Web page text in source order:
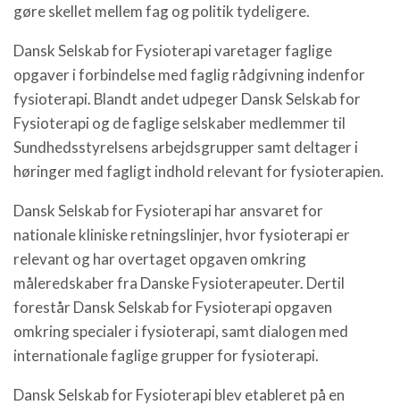
gøre skellet mellem fag og politik tydeligere.
Dansk Selskab for Fysioterapi varetager faglige
opgaver i forbindelse med faglig rådgivning indenfor
fysioterapi. Blandt andet udpeger Dansk Selskab for
Fysioterapi og de faglige selskaber medlemmer til
Sundhedsstyrelsens arbejdsgrupper samt deltager i
høringer med fagligt indhold relevant for fysioterapien.
Dansk Selskab for Fysioterapi har ansvaret for
nationale kliniske retningslinjer, hvor fysioterapi er
relevant og har overtaget opgaven omkring
måleredskaber fra Danske Fysioterapeuter. Dertil
forestår Dansk Selskab for Fysioterapi opgaven
omkring specialer i fysioterapi, samt dialogen med
internationale faglige grupper for fysioterapi.
Dansk Selskab for Fysioterapi blev etableret på en